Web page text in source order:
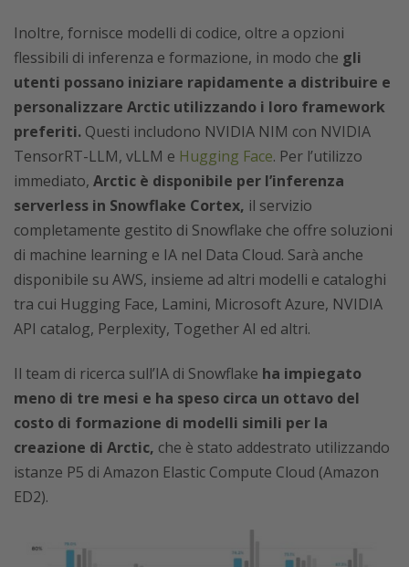
Inoltre, fornisce modelli di codice, oltre a opzioni
flessibili di inferenza e formazione, in modo che gli
utenti possano iniziare rapidamente a distribuire e
personalizzare Arctic utilizzando i loro framework
preferiti. Questi includono NVIDIA NIM con NVIDIA
TensorRT-LLM, vLLM e Hugging Face. Per l’utilizzo
immediato, Arctic è disponibile per l’inferenza
serverless in Snowflake Cortex, il servizio
completamente gestito di Snowflake che offre soluzioni
di machine learning e IA nel Data Cloud. Sarà anche
disponibile su AWS, insieme ad altri modelli e cataloghi
tra cui Hugging Face, Lamini, Microsoft Azure, NVIDIA
API catalog, Perplexity, Together AI ed altri.
Il team di ricerca sull’IA di Snowflake ha impiegato
meno di tre mesi e ha speso circa un ottavo del
costo di formazione di modelli simili per la
creazione di Arctic, che è stato addestrato utilizzando
istanze P5 di Amazon Elastic Compute Cloud (Amazon
ED2).